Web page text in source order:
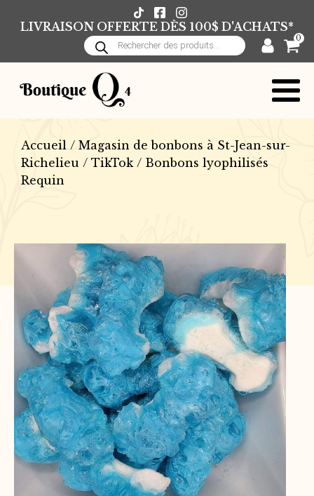
LIVRAISON OFFERTE DÈS 100$ D'ACHATS*
Recherche
de
produits
0
Accueil / Magasin de bonbons à St-Jean-sur-
Richelieu / TikTok/ Bonbons lyophilisés
Requin